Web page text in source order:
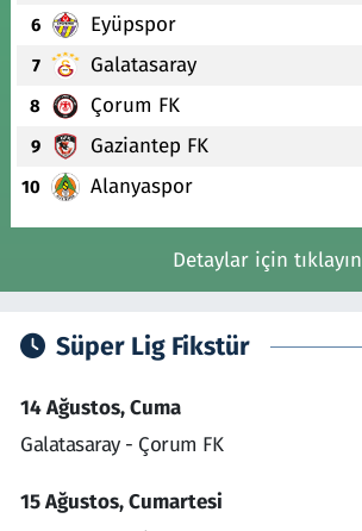
6 Eyüpspor
7 Galatasaray
8 Çorum FK
9 Gaziantep FK
10 Alanyaspor
Detaylar için tıklayın
Süper Lig Fikstür
14 Ağustos, Cuma
Galatasaray - Çorum FK
15 Ağustos, Cumartesi